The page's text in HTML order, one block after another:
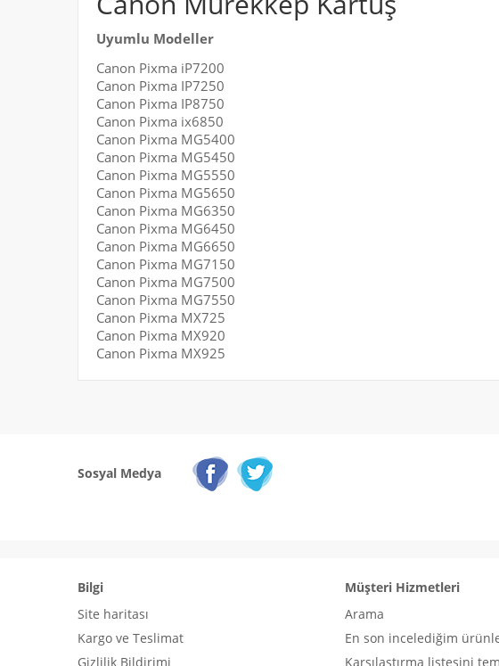
Uyumlu Modeller
Canon Pixma iP7200
Canon Pixma IP7250
Canon Pixma IP8750
Canon Pixma ix6850
Canon Pixma MG5400
Canon Pixma MG5450
Canon Pixma MG5550
Canon Pixma MG5650
Canon Pixma MG6350
Canon Pixma MG6450
Canon Pixma MG6650
Canon Pixma MG7150
Canon Pixma MG7500
Canon Pixma MG7550
Canon Pixma MX725
Canon Pixma MX920
Canon Pixma MX925
Sosyal Medya
Bilgi
Site haritası
Kargo ve Teslimat
Gizlilik Bildirimi
Müşteri Hizmetleri
Arama
En son incelediğim
Karşılaştırma listesini